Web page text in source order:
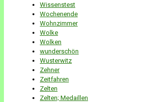
Wissenstest
Wochenende
Wohnzimmer
Wolke
Wolken
wunderschön
Wusterwitz
Zehner
Zeitfahren
Zelten
Zelten; Medaillen